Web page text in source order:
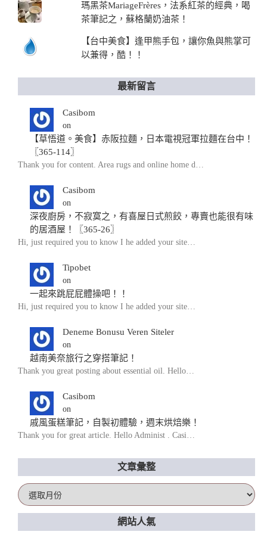
瑪黑茶MariageFrères，法系紅茶的經典，喝
茶筆記之，蘇格蘭奶油茶！
【台中美食】逢甲熊手包，讓你魚與熊掌可
以兼得，酷！！
最新留言
Casibom
on
【草悟道。美食】赤阪拉麵，日本電視冠軍拉麵在台中！
〖365-114〗
Thank you for content. Area rugs and online home d…
Casibom
on
深夜廚房，不寂寞之，有喜屋日式煎餃，專賣也能很有味
的居酒屋！〖365-26〗
Hi, just required you to know I he added your site…
Tipobet
on
一起來跳屁屁體操吧！！
Hi, just required you to know I he added your site…
Deneme Bonusu Veren Siteler
on
越南美奈旅行之穿搭筆記！
Thank you great posting about essential oil. Hello…
Casibom
on
戚風蛋糕筆記，自製初體驗，週末烘焙樂！
Thank you for great article. Hello Administ . Casi…
文章彙整
文
章
彙
網站人氣